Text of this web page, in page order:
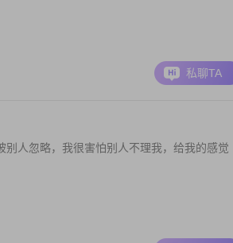
私聊TA
人忽略，我很害怕别人不理我，给我的感觉